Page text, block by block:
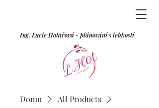
Ing. Lucie Hotařová - plánování s lehkostí
Domů
All Products